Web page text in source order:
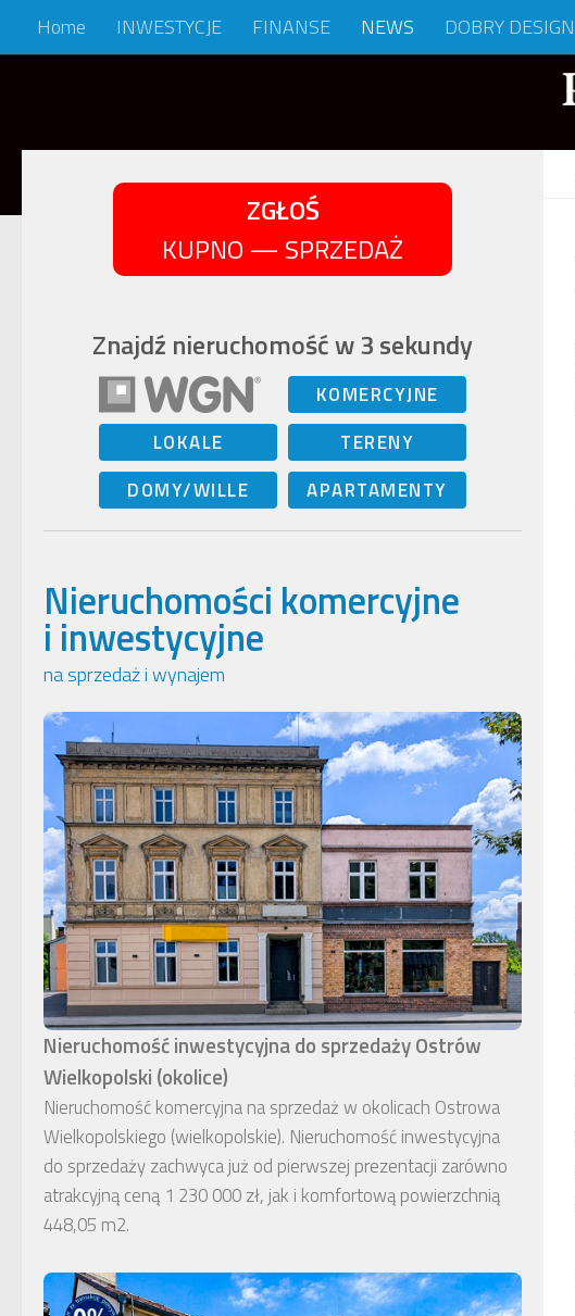
Skip to content
Home INWESTYCJE FINANSE NEWS DOBRY DESIGN
ZGŁOŚ
KUPNO — SPRZEDAŻ
Znajdź nieruchomość w 3 sekundy
KOMERCYJNE
LOKALE
TERENY
DOMY/WILLE
APARTAMENTY
Nieruchomości komercyjne
i inwestycyjne
na sprzedaż i wynajem
Nieruchomość inwestycyjna do sprzedaży Ostrów
Wielkopolski (okolice)
Nieruchomość komercyjna na sprzedaż w okolicach Ostrowa
Wielkopolskiego (wielkopolskie). Nieruchomość inwestycyjna
do sprzedaży zachwyca już od pierwszej prezentacji zarówno
atrakcyjną ceną 1 230 000 zł, jak i komfortową powierzchnią
448,05 m2.